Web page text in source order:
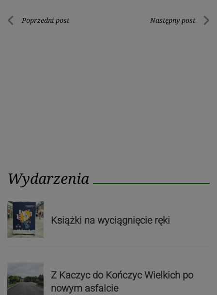
Nawigacja
Poprzedni post Następny post
Wydarzenia
Książki na wyciągnięcie ręki
Z Kaczyc do Kończyc Wielkich po
nowym asfalcie